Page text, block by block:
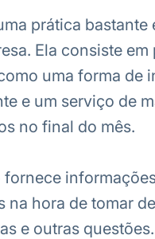
prática
Ela consiste
uma forma de
e um serviço de
no final do mês.
na hora de tomar
e outras questões.